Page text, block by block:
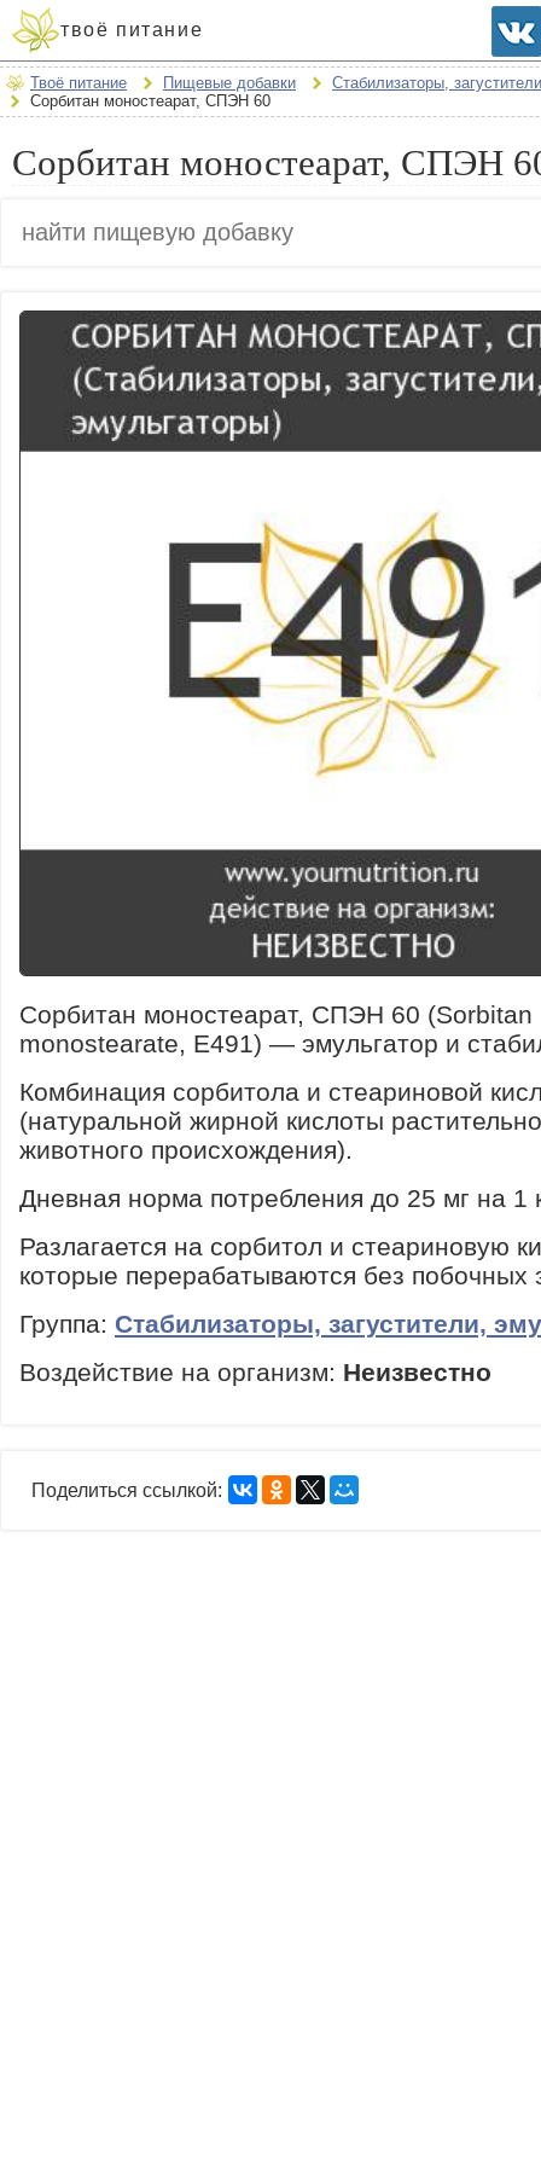
твоё питание
Твоё питание Пищевые добавки
Стабилизаторы,
Сорбитан моностеарат, СПЭН 60
Сорбитан моностеарат, СПЭН
Сорбитан моностеарат, СПЭН 60 (Sorbitan
monostearate, E491) — эмульгатор и
Комбинация сорбитола и стеариновой
(натуральной жирной кислоты
животного происхождения).
Дневная норма потребления до 25 мг на 1
Разлагается на сорбитол и стеариновую
которые перерабатываются без побочных
Группа: Стабилизаторы, загустители,
Воздействие на организм: Неизвестно
Поделиться ссылкой: